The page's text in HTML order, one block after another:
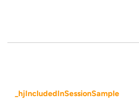
_hjIncludedInSessionSample